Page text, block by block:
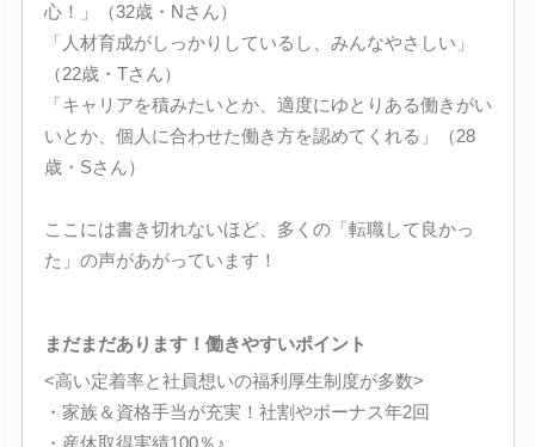
心！」（32歳・Nさん）
「人材育成がしっかりしているし、みんなやさしい」
（22歳・Tさん）
「キャリアを積みたいとか、適度にゆとりある働きがい
いとか、個人に合わせた働き方を認めてくれる」（28
歳・Sさん）
ここには書き切れないほど、多くの「転職して良かっ
た」の声があがっています！
まだまだあります！働きやすいポイント
<高い定着率と社員想いの福利厚生制度が多数>
・家族＆資格手当が充実！社割やボーナス年2回
・産休取得実績100％♪